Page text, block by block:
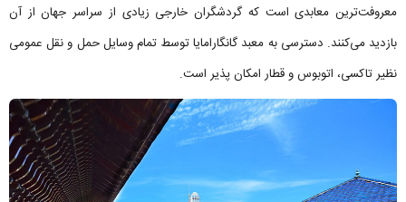
معروفت‌ترین معابدی است که گردشگران خارجی زیادی از سراسر جهان از آن
بازدید می‌کنند. دسترسی به معبد گانگارامایا توسط تمام وسایل حمل و نقل عمومی
نظیر تاکسی، اتوبوس و قطار امکان پذیر است.